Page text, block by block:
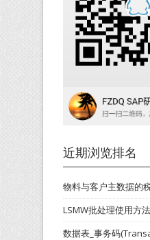
近期浏览排名
物料与客户主数据的
LSMW批处理使用方法
数据表_事务码